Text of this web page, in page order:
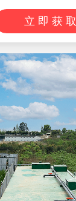
立即获取